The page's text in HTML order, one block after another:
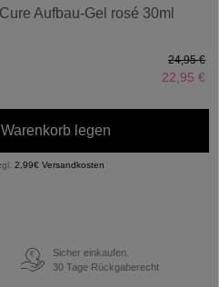
Aufbau-Gel rosé 30ml
22,95 €
24,95 €
legen
2,99€ Versandkosten
€
Sicher einkaufen.
30 Tage Rückgaberecht